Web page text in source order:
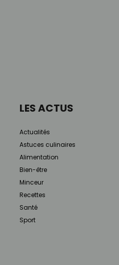
LES ACTUS
Actualités
Astuces culinaires
Alimentation
Bien-être
Minceur
Recettes
Santé
Sport